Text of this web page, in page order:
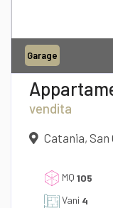
Garage
vendita
Catania, San
MQ 105
Vani 4